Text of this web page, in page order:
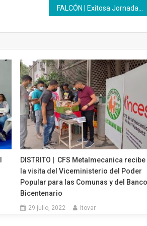
DISTRITO | CFS Metalmecanica recibe
la visita del Viceministerio del Poder
Popular para las Comunas y del
Bicentenario
29 julio, 2022 ltovar